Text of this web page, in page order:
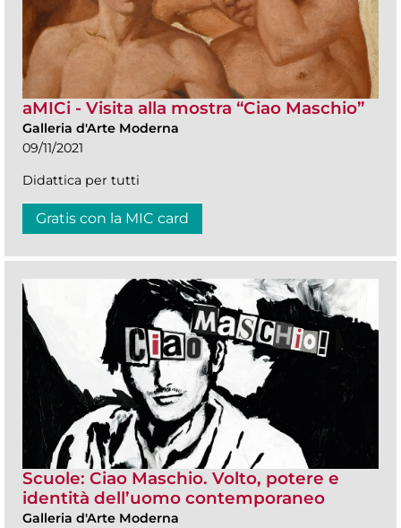
aMICi - Visita alla mostra “Ciao Maschio”
Galleria d'Arte Moderna
09/11/2021
Didattica per tutti
Gratis con la MIC card
Scuole: Ciao Maschio. Volto, potere e
identità dell’uomo contemporaneo
Galleria d'Arte Moderna